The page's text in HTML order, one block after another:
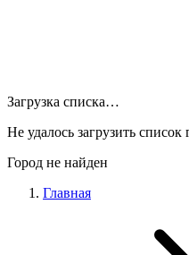
Загрузка списка…
Не удалось загрузить
Город не найден
Главная